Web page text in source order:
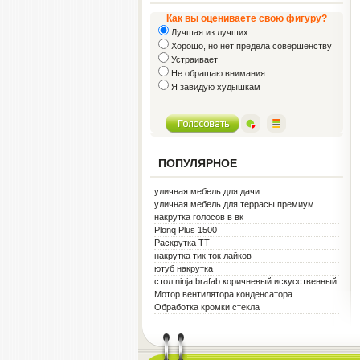
Как вы оцениваете свою фигуру?
Лучшая из лучших
Хорошо, но нет предела совершенству
Устраивает
Не обращаю внимания
Я завидую худышкам
ПОПУЛЯРНОЕ
уличная мебель для дачи
уличная мебель для террасы премиум
металл белая
накрутка голосов в вк
Plonq Plus 1500
Раскрутка ТТ
накрутка тик ток лайков
ютуб накрутка
стол ninja brafab коричневый искусственный
ротанг
Мотор вентилятора конденсатора
Обработка кромки стекла